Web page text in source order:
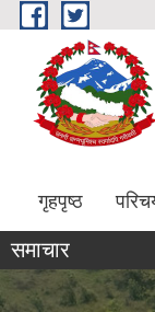
Skip to main content
गृहपृष्ठ
हाम्रो
समाचार